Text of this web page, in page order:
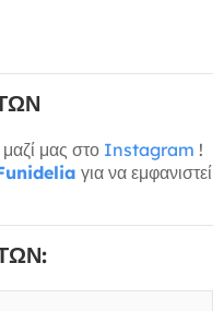
μας στο Instagram !
για να εμφανιστεί